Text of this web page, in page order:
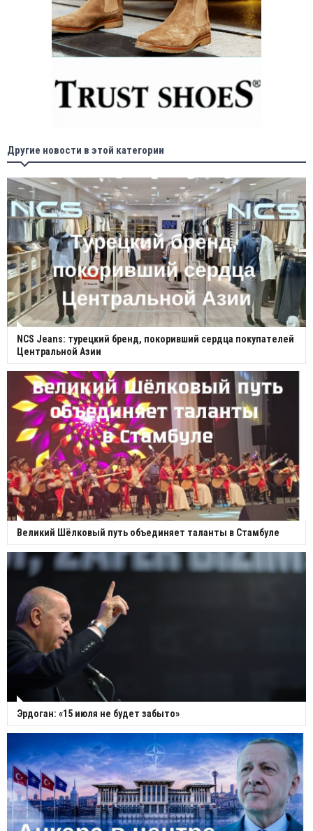
Другие новости в этой категории
NCS Jeans: турецкий бренд, покоривший сердца покупателей
Центральной Азии
Великий Шёлковый путь объединяет таланты в Стамбуле
Эрдоган: «15 июля не будет забыто»